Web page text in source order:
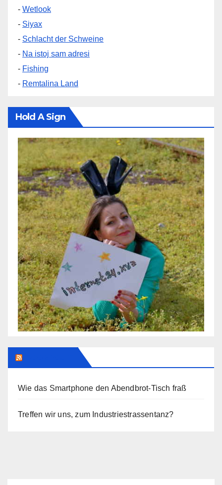
- Wetlook
- Siyax
- Schlacht der Schweine
- Na istoj sam adresi
- Fishing
- Remtalina Land
Hold A Sign
Wie das Smartphone den Abendbrot-Tisch fraß
Treffen wir uns, zum Industriestrassentanz?